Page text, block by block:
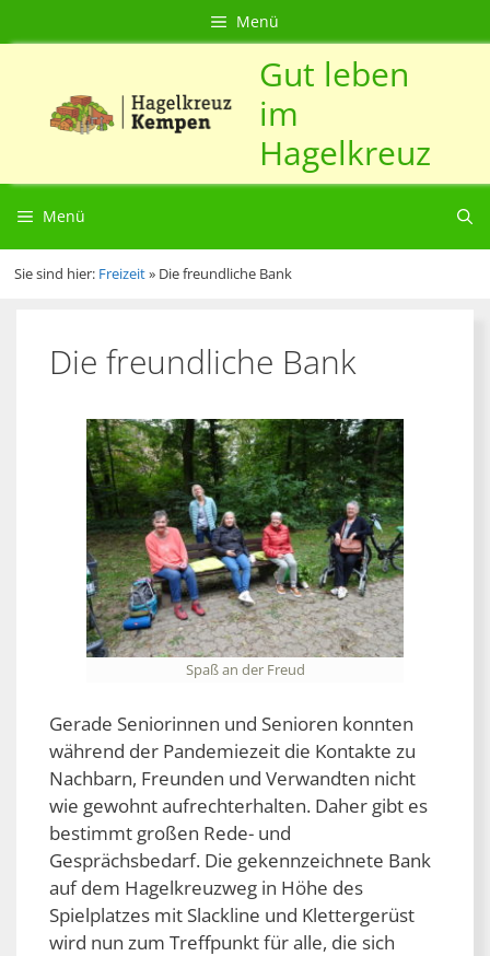
Inhalt
zur
Inhalt
Menü
Gut leben
im
Hagelkreuz
Menü
Sie sind hier: Freizeit» Die freundliche Bank
Die freundliche Bank
Spaß an der Freud
Gerade Seniorinnen und Senioren konnten
während der Pandemiezeit die Kontakte zu
Nachbarn, Freunden und Verwandten nicht
wie gewohnt aufrechterhalten. Daher gibt es
bestimmt großen Rede- und
Gesprächsbedarf. Die gekennzeichnete Bank
auf dem Hagelkreuzweg in Höhe des
Spielplatzes mit Slackline und Klettergerüst
wird nun zum Treffpunkt für alle, die sich